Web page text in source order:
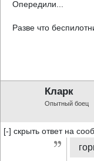
Опередили...
Разве что
Кларк
Опытный боец
[-] скрыть ответ на